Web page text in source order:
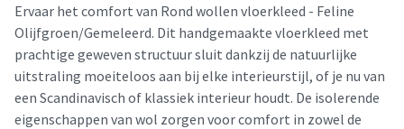
Ervaar het comfort van Rond wollen vloerkleed - Feline
Olijfgroen/Gemeleerd. Dit handgemaakte vloerkleed met
prachtige geweven structuur sluit dankzij de natuurlijke
uitstraling moeiteloos aan bij elke interieurstijl, of je nu van
een Scandinavisch of klassiek interieur houdt. De isolerende
eigenschappen van wol zorgen voor comfort in zowel de